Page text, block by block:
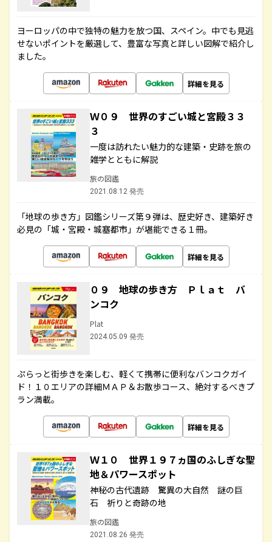
ヨーロッパの中で独特の魅力を放つ国、スペイン。中でも見逃
せないポイントを厳選して、豊富な写真と詳しい図解で紹介し
ました。
詳細を見る
Ｗ０９ 世界のすごい城と宮殿３３
３
一度は訪れたい魅力的な建築・史跡を旅の
雑学とともに解説
旅の図鑑
2021.08.12 発売
「地球の歩き方」図鑑シリーズ第９弾は、歴史好き、建築好き
必見の「城・宮殿・城塞都市」が堪能できる１冊。
詳細を見る
０９ 地球の歩き方 Ｐｌａｔ バ
ンコク
Plat
2024.05.09 発売
ぷらっと街歩きを楽しむ、軽くて携帯に便利なバンコクガイ
ド！１０エリアの詳細ＭＡＰ＆お散歩コース、絶対するべきプ
ラン満載。
詳細を見る
Ｗ１０ 世界１９７ヵ国のふしぎな聖
地＆パワースポット
神秘の古代遺跡 驚異の大自然 謎の巨
石 祈りと奇跡の地
旅の図鑑
2021.08.26 発売